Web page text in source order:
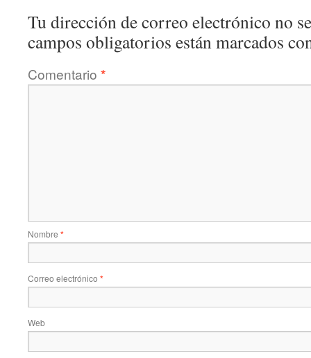
Tu dirección de correo electrónico no
campos obligatorios están marcados
Comentario *
Nombre *
Correo electrónico *
Web